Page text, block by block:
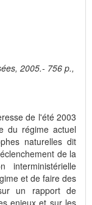
2005.- 756 p.,
de l'été 2003
du régime actuel
naturelles dit
de la
et de faire des
un rapport de
enjeux et sur les